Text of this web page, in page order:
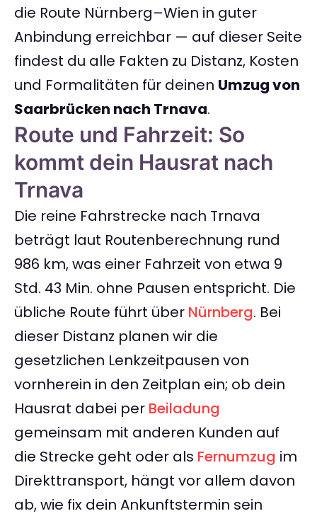
die Route Nürnberg–Wien in guter
Anbindung erreichbar — auf dieser Seite
findest du alle Fakten zu Distanz, Kosten
und Formalitäten für deinen Umzug von
Saarbrücken nach Trnava.
Route und Fahrzeit: So
kommt dein Hausrat nach
Trnava
Die reine Fahrstrecke nach Trnava
beträgt laut Routenberechnung rund
986 km, was einer Fahrzeit von etwa 9
Std. 43 Min. ohne Pausen entspricht. Die
übliche Route führt über Nürnberg. Bei
dieser Distanz planen wir die
gesetzlichen Lenkzeitpausen von
vornherein in den Zeitplan ein; ob dein
Hausrat dabei per Beiladung
gemeinsam mit anderen Kunden auf
die Strecke geht oder als Fernumzug im
Direkttransport, hängt vor allem davon
ab, wie fix dein Ankunftstermin sein